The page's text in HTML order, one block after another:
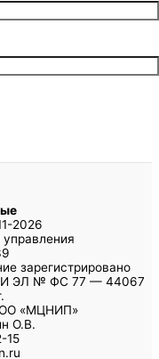
2026
зарегистрировано
ЭЛ № ФС 77 — 44067
«МЦНИП»
О.В.
15